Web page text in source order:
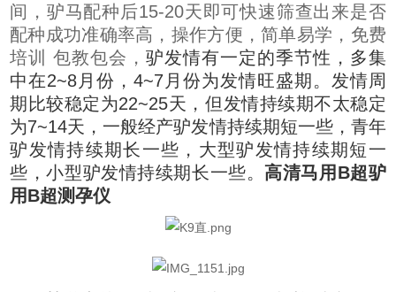
间，驴马配种后15-20天即可快速筛查出来是否
配种成功准确率高，操作方便，简单易学，免费
培训 包教包会，驴发情有一定的季节性，多集
中在2~8月份，4~7月份为发情旺盛期。发情周
期比较稳定为22~25天，但发情持续期不太稳定
为7~14天，一般经产驴发情持续期短一些，青年
驴发情持续期长一些，大型驴发情持续期短一
些，小型驴发情持续期长一些。高清马用B超驴
用B超测孕仪